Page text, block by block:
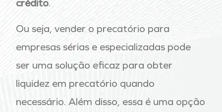
crédito.
Ou seja, vender o precatório para
empresas sérias e especializadas pode
ser uma solução eficaz para obter
liquidez em precatório quando
necessário. Além disso, essa é uma opção